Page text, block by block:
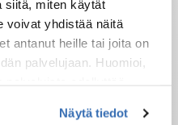
siitä, miten käytät
voivat yhdistää näitä
antanut heille tai joita on
palvelujaan. Huomioi,
Näytä tiedot
5 - 10 päivää